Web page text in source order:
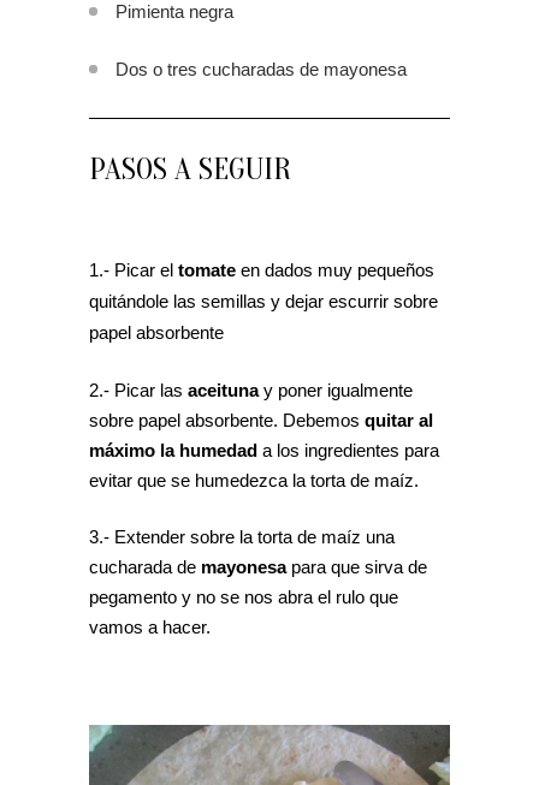
Pimienta negra
Dos o tres cucharadas de mayonesa
PASOS A SEGUIR
1.- Picar el tomate en dados muy pequeños
quitándole las semillas y dejar escurrir sobre
papel absorbente
2.- Picar las aceitunay poner igualmente
sobre papel absorbente. Debemos quitar al
máximo la humedad a los ingredientes para
evitar que se humedezca la torta de maíz.
3.- Extender sobre la torta de maíz una
cucharada de mayonesapara que sirva de
pegamento y no se nos abra el rulo que
vamos a hacer.